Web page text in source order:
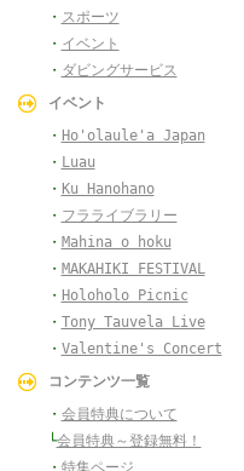
・ スポーツ
・ イベント
・ ダビングサービス
イベント
・ Ho'olaule'a Japan
・ Luau
・ Ku Hanohano
・ フラライブラリー
・ Mahina o hoku
・ MAKAHIKI FESTIVAL
・ Holoholo Picnic
・ Tony Tauvela Live
・ Valentine's Concert
コンテンツ一覧
・ 会員特典について
└会員特典～登録無料！
・ 特集ページ